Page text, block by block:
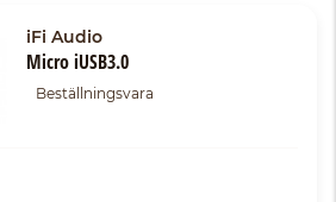
iFi Audio
Micro iUSB3.0
Beställningsvara